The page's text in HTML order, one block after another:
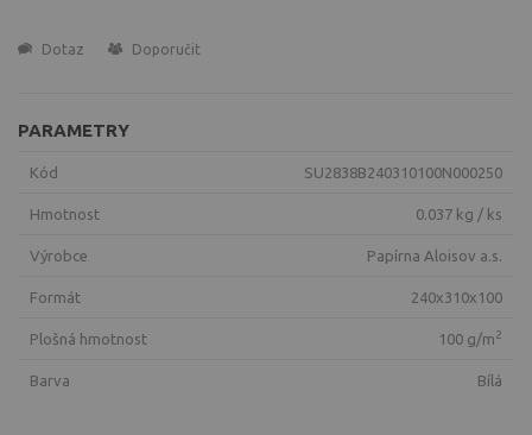
Dotaz Doporučit
PARAMETRY
Kód SU2838B240310100N000250
Hmotnost 0.037 kg / ks
Výrobce Papírna Aloisov a.s.
Formát 240x310x100
Plošná hmotnost 100 g/m2
Barva bílá